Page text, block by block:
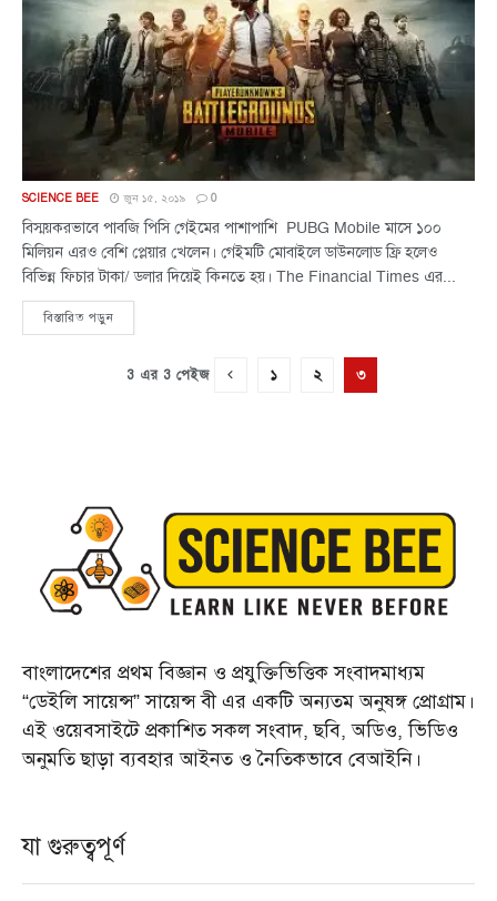
SCIENCE BEE জুন ১৫, ২০১৯ 0
বিস্ময়করভাবে পাবজি পিসি গেইমের পাশাপাশি PUBG Mobile মাসে ১০০
মিলিয়ন এরও বেশি প্লেয়ার খেলেন। গেইমটি মোবাইলে ডাউনলোড ফ্রি হলেও
বিভিন্ন ফিচার টাকা/ ডলার দিয়েই কিনতে হয়। The Financial Times এর...
বিস্তারিত পড়ুন
3 এর 3 পেইজ ১ ২ ৩
বাংলাদেশের প্রথম বিজ্ঞান ও প্রযুক্তিভিত্তিক সংবাদমাধ্যম
“ডেইলি সায়েন্স” সায়েন্স বী এর একটি অন্যতম অনুষঙ্গ প্রোগ্রাম।
এই ওয়েবসাইটে প্রকাশিত সকল সংবাদ, ছবি, অডিও, ভিডিও
অনুমতি ছাড়া ব্যবহার আইনত ও নৈতিকভাবে বেআইনি।
যা গুরুত্বপূর্ণ